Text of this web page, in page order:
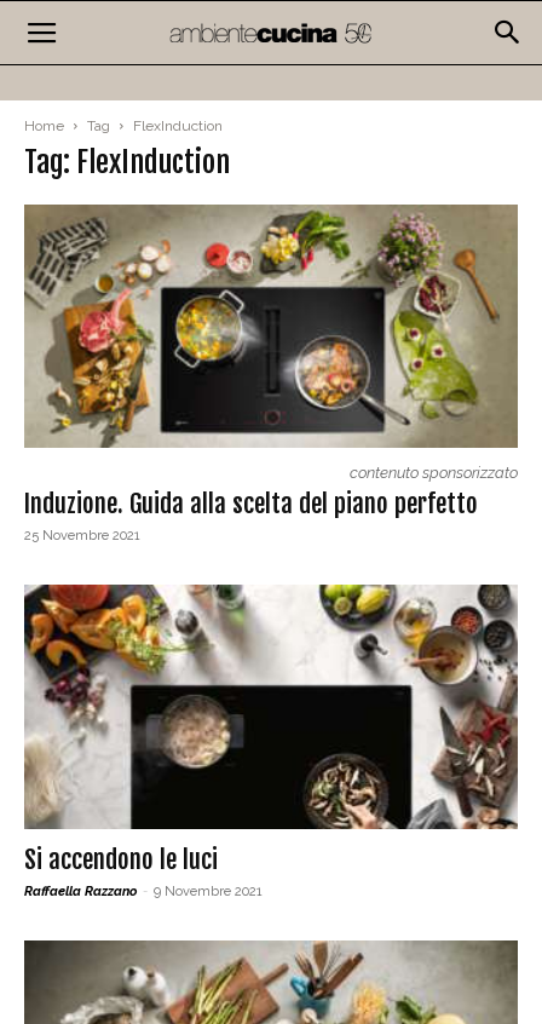
Home Tag FlexInduction
Tag: FlexInduction
contenuto sponsorizzato
Induzione. Guida alla scelta del piano perfetto
25 Novembre 2021
Si accendono le luci
Raffaella Razzano - 9 Novembre 2021